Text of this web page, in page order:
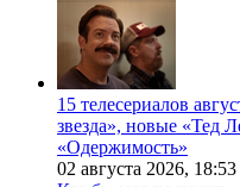
15 телесериалов
звезда», новые «Тед
«Одержимость»
02 августа 2026, 18:53